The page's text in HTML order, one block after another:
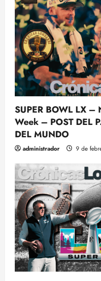
SUPER BOWL LX
Week – POST DEL
DEL MUNDO
administrador 9 de